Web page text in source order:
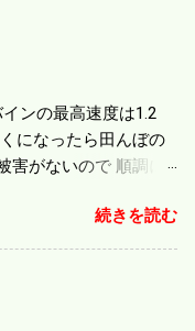
ンの最高速度は1.2
になったら田んぼの
害がないので 順調に
り 幅は約2ｍだから
る。 実際は回転した
続きを読む